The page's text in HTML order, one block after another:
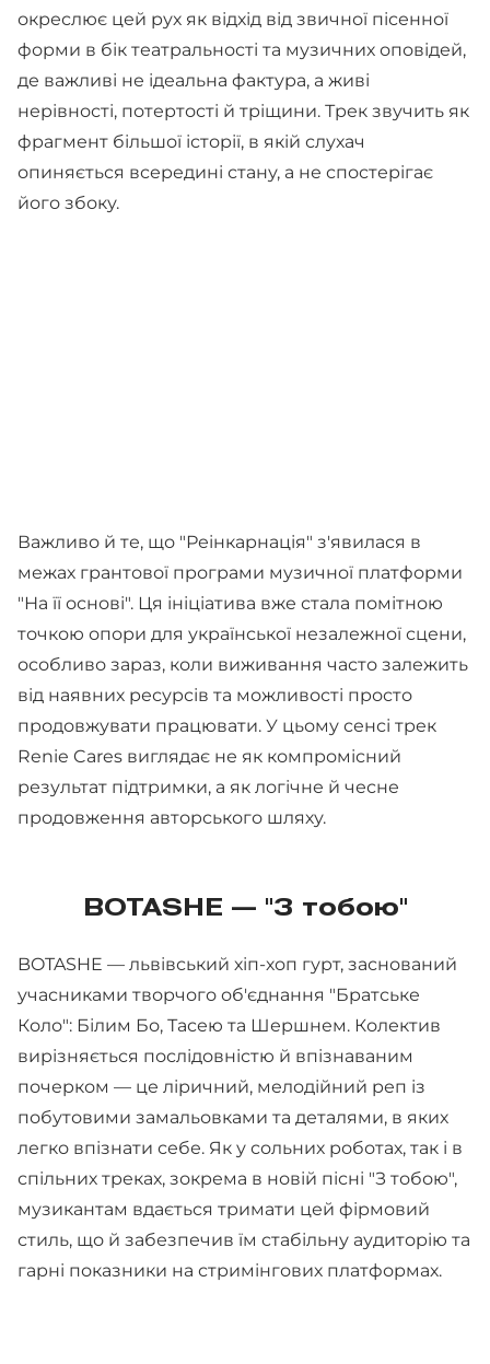
окреслює цей рух як відхід від звичної пісенної
форми в бік театральності та музичних оповідей,
де важливі не ідеальна фактура, а живі
нерівності, потертості й тріщини. Трек звучить як
фрагмент більшої історії, в якій слухач
опиняється всередині стану, а не спостерігає
його збоку.
Важливо й те, що "Реінкарнація" з'явилася в
межах грантової програми музичної платформи
"На її основі". Ця ініціатива вже стала помітною
точкою опори для української незалежної сцени,
особливо зараз, коли виживання часто залежить
від наявних ресурсів та можливості просто
продовжувати працювати. У цьому сенсі трек
Renie Cares виглядає не як компромісний
результат підтримки, а як логічне й чесне
продовження авторського шляху.
BOTASHE — "З тобою"
BOTASHE — львівський хіп-хоп гурт, заснований
учасниками творчого об'єднання "Братське
Коло": Білим Бо, Тасею та Шершнем. Колектив
вирізняється послідовністю й впізнаваним
почерком — це ліричний, мелодійний реп із
побутовими замальовками та деталями, в яких
легко впізнати себе. Як у сольних роботах, так і в
спільних треках, зокрема в новій пісні "З тобою",
музикантам вдається тримати цей фірмовий
стиль, що й забезпечив їм стабільну аудиторію та
гарні показники на стримінгових платформах.